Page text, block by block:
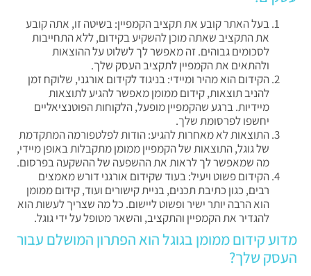
בעל האתר קובע את תקציב הקמפיין: בשיטה זו, אתה קובע
את התקציב שאתה מוכן להשקיע בקידום, ללא התחייבות
לסכומים גבוהים. זה מאפשר לך לשלוט על ההוצאות
ולהתאים את הקמפיין לתקציב העסק שלך.
הקידום הוא מהיר ומיידי: בניגוד לקידום אורגני, שלוקח זמן
להניב תוצאות, קידום ממומן מאפשר להגיע לתוצאות
מיידיות. ברגע שהקמפיין מופעל, הלקוחות הפוטנציאליים
יחשפו לפרסומת שלך.
התוצאות לא מאחרות להגיע: הודות לפלטפורמה המתקדמת
של גוגל, התוצאות של הקמפיין ממומן מתקבלות באופן מיידי,
מה שמאפשר לך לראות את ההשפעה של ההשקעה בפרסום.
הקידום פשוט ויעיל: בעוד שקידום אורגני דורש מאמצים
רבים, כגון כתיבת תכנים, בניית קישורים ועוד, קידום ממומן
הוא הרבה יותר ישיר ופשוט ליישום. כל מה שצריך לעשות הוא
להגדיר את הקמפיין והתקציב, והשאר מטופל על ידי גוגל.
מדוע קידום ממומן בגוגל הוא הפתרון המושלם עבור
העסק שלך?